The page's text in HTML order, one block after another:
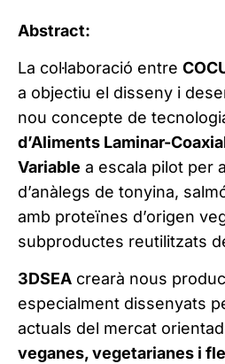
Abstract:
La col·laboració entre
a objectiu el disseny i
nou concepte de
d’Aliments Laminar-
Variable a escala pilot per
d’anàlegs de tonyina,
amb proteïnes d’origen
subproductes reutilitzats
3DSEA crearà nous
especialment dissenyats
actuals del mercat
veganes, vegetarianes i